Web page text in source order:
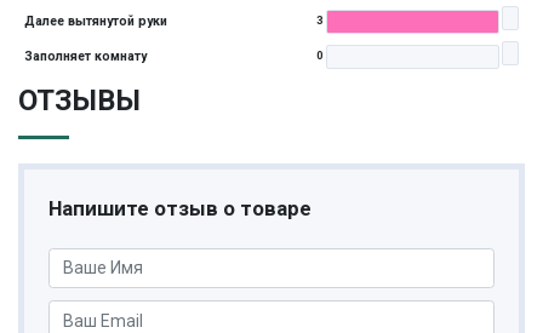
Далее вытянутой руки 3
Заполняет комнату 0
ОТЗЫВЫ
Напишите отзыв о товаре